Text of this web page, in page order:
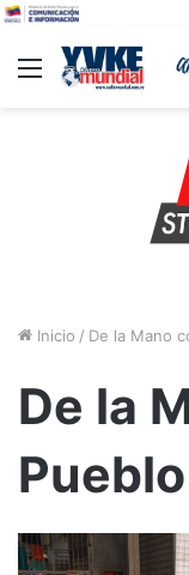
Menu
Inicio / De la Mano
De la
Pueblo